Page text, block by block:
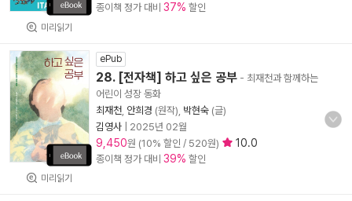
미리읽기
종이책 정가 대비 37% 할인
미리읽기
ePub
28. [전자책] 하고 싶은 공부 - 최재천과 함께하는
어린이 성장 동화
최재천 안희경 (원작), 박현숙 (글)
김영사
2025년 02월
9,450원 (10% 할인 / 520원) 10.0
종이책 정가 대비 39% 할인